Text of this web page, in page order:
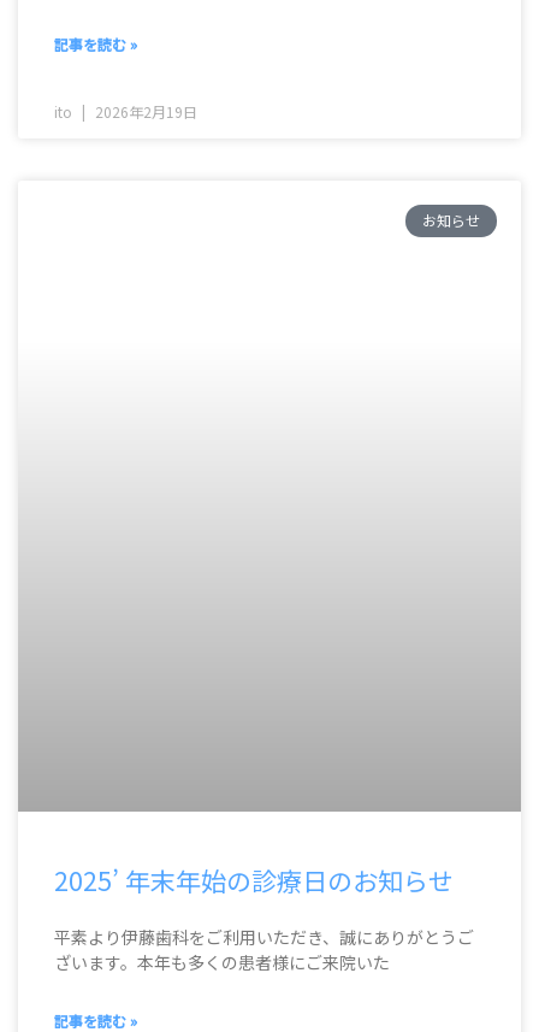
記事を読む »
ito 2026年2月19日
お知らせ
2025’ 年末年始の診療日のお知らせ
平素より伊藤歯科をご利用いただき、誠にありがとうご
ざいます。本年も多くの患者様にご来院いた
記事を読む »